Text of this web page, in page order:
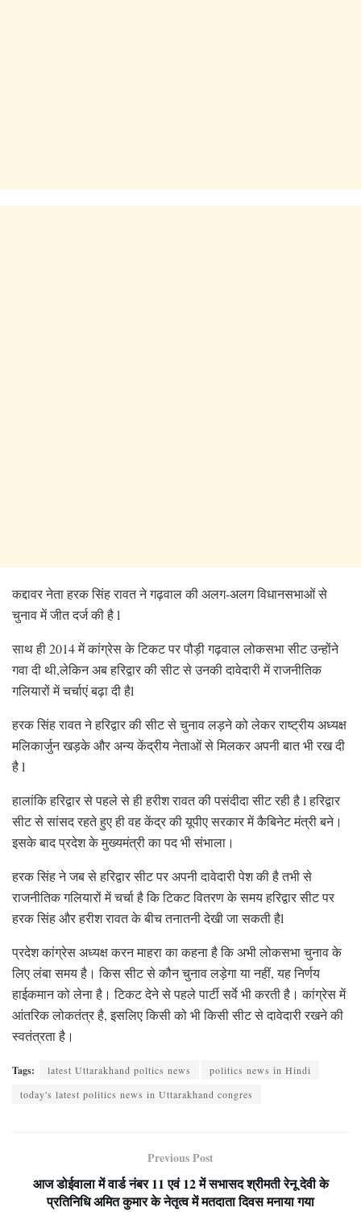
कद्दावर नेता हरक सिंह रावत ने गढ़वाल की अलग-अलग विधानसभाओं से
चुनाव में जीत दर्ज की है l
साथ ही 2014 में कांग्रेस के टिकट पर पौड़ी गढ़वाल लोकसभा सीट उन्होंने
गवा दी थी,लेकिन अब हरिद्वार की सीट से उनकी दावेदारी में राजनीतिक
गलियारों में चर्चाएं बढ़ा दी हैl
हरक सिंह रावत ने हरिद्वार की सीट से चुनाव लड़ने को लेकर राष्ट्रीय अध्यक्ष
मलिकार्जुन खड़के और अन्य केंद्रीय नेताओं से मिलकर अपनी बात भी रख दी
है l
हालांकि हरिद्वार से पहले से ही हरीश रावत की पसंदीदा सीट रही है l हरिद्वार
सीट से सांसद रहते हुए ही वह केंद्र की यूपीए सरकार में कैबिनेट मंत्री बने।
इसके बाद प्रदेश के मुख्यमंत्री का पद भी संभाला।
हरक सिंह ने जब से हरिद्वार सीट पर अपनी दावेदारी पेश की है तभी से
राजनीतिक गलियारों में चर्चा है कि टिकट वितरण के समय हरिद्वार सीट पर
हरक सिंह और हरीश रावत के बीच तनातनी देखी जा सकती हैl
प्रदेश कांग्रेस अध्यक्ष करन माहरा का कहना है कि अभी लोकसभा चुनाव के
लिए लंबा समय है। किस सीट से कौन चुनाव लड़ेगा या नहीं, यह निर्णय
हाईकमान को लेना है। टिकट देने से पहले पार्टी सर्वे भी करती है। कांग्रेस में
आंतरिक लोकतंत्र है, इसलिए किसी को भी किसी सीट से दावेदारी रखने की
स्वतंत्रता है।
Tags: latest Uttarakhand poltics news
politics news in Hindi
today's latest politics news in Uttarakhand congres
Previous Post
आज डोईवाला में वार्ड नंबर 11 एवं 12 में सभासद श्रीमती रेनू देवी के
प्रतिनिधि अमित कुमार के नेतृत्व में मतदाता दिवस मनाया गया